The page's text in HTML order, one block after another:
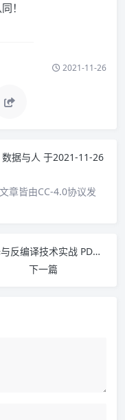
！
2021-11-26
数据与人 于2021-11-26
章皆由CC-4.0协议发
编译与反编译技术实战 PDF下载
下一篇